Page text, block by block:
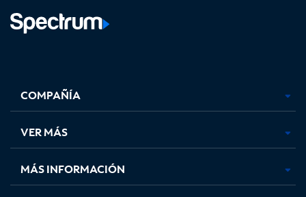
abre
en
pestaña
nueva
abre
en
pestaña
nueva
abre
en
pestaña
nueva
en
nueva
COMPAÑÍA
VER MÁS
MÁS INFORMACIÓN